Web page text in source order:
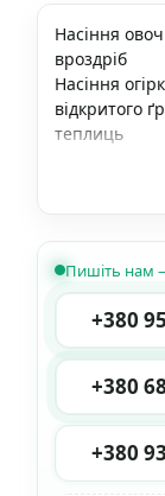
Насіння
вроздріб
Насіння
відкритого
теплиць
Пишіть нам
+380
+380
+380